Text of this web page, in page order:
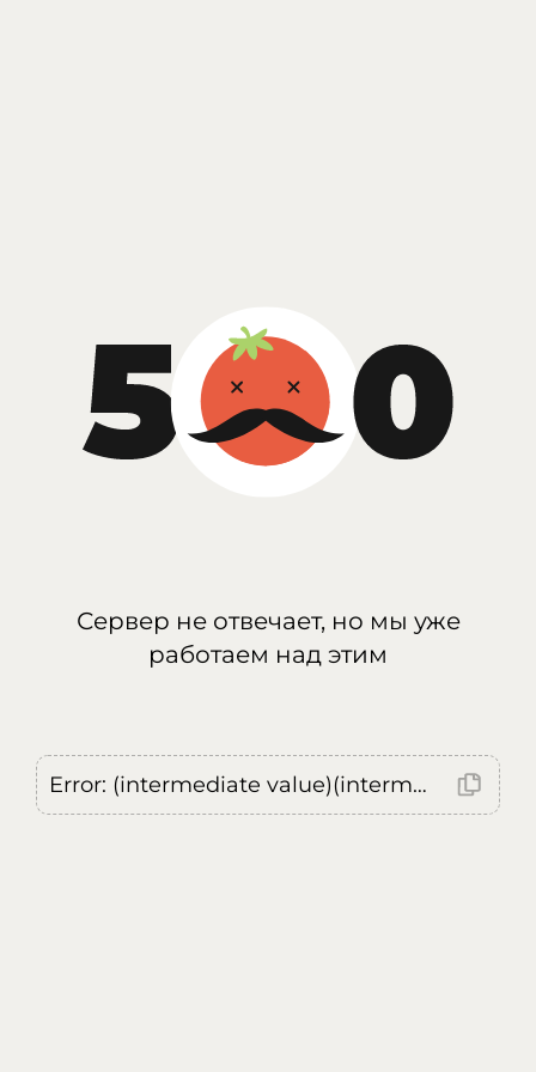
Сервер не отвечает, но мы уже
работаем над этим
Error: (intermediate value)(intermediate value)(intermediate value).replaceAll is not a function